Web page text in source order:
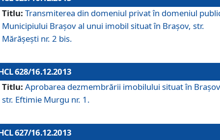
Titlu: Transmiterea din domeniul privat în domeniul
Municipiului Braşov al unui imobil situat în Braşov, str.
Mărăşeşti nr. 2 bis.
628/16.12.2013
Titlu: Aprobarea dezmembrării imobilului situat în
str. Eftimie Murgu nr. 1.
627/16.12.2013